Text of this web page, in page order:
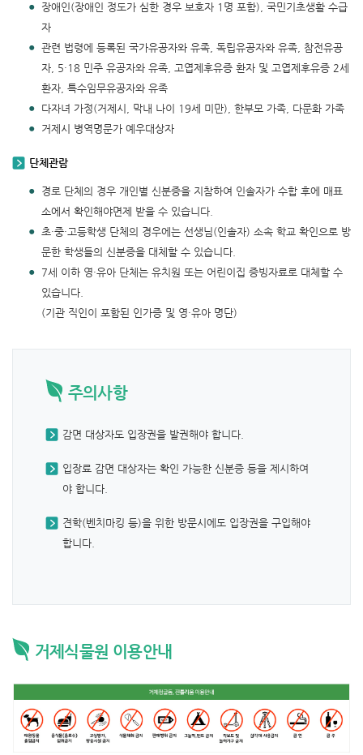
장애인(장애인 정도가 심한 경우 보호자 1명 포함), 국민기초생활 수급
자
관련 법령에 등록된 국가유공자와 유족, 독립유공자와 유족, 참전유공
자, 5·18 민주 유공자와 유족, 고엽제후유증 환자 및 고엽제후유증 2세
환자, 특수임무유공자와 유족
다자녀 가정(거제시, 막내 나이 19세 미만), 한부모 가족, 다문화 가족
거제시 병역명문가 예우대상자
단체관람
경로 단체의 경우 개인별 신분증을 지참하여 인솔자가 수합 후에 매표
소에서 확인해야면제 받을 수 있습니다.
초·중·고등학생 단체의 경우에는 선생님(인솔자) 소속 학교 확인으로 방
문한 학생들의 신분증을 대체할 수 있습니다.
7세 이하 영·유아 단체는 유치원 또는 어린이집 증빙자료로 대체할 수
있습니다.
(기관 직인이 포함된 인가증 및 영·유아 명단)
주의사항
감면 대상자도 입장권을 발권해야 합니다.
입장료 감면 대상자는 확인 가능한 신분증 등을 제시하여
야 합니다.
견학(벤치마킹 등)을 위한 방문시에도 입장권을 구입해야
합니다.
거제식물원 이용안내